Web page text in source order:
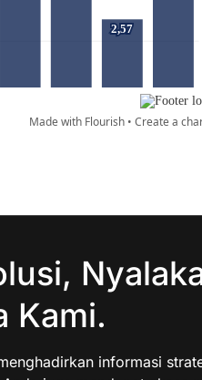
Kami.
informasi